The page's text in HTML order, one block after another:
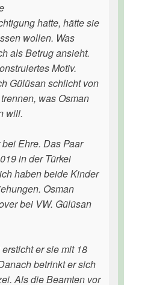
hatte, hätte sie
wollen. Was
als Betrug ansieht.
Motiv.
Gülüsan schlicht von
was Osman
will.
Ehre. Das Paar
in der Türkei
haben beide Kinder
Osman
bei VW. Gülüsan
er sie mit 18
betrinkt er sich
Als die Beamten vor